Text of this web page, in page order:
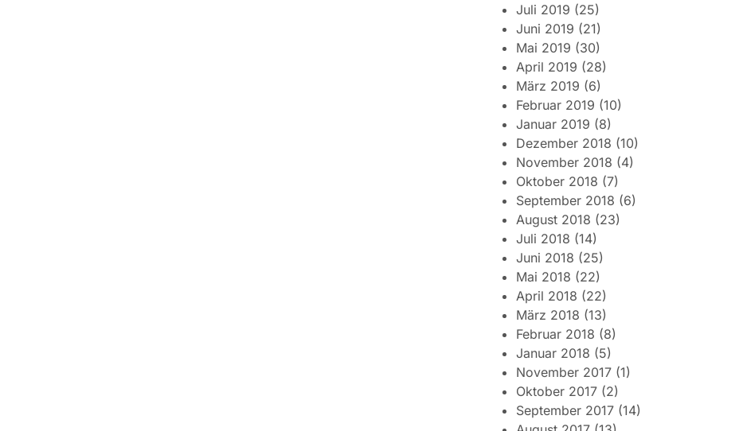
Juli 2019 (25)
Juni 2019 (21)
Mai 2019 (30)
April 2019 (28)
März 2019 (6)
Februar 2019 (10)
Januar 2019 (8)
Dezember 2018 (10)
November 2018 (4)
Oktober 2018 (7)
September 2018 (6)
August 2018 (23)
Juli 2018 (14)
Juni 2018 (25)
Mai 2018 (22)
April 2018 (22)
März 2018 (13)
Februar 2018 (8)
Januar 2018 (5)
November 2017 (1)
Oktober 2017 (2)
September 2017 (14)